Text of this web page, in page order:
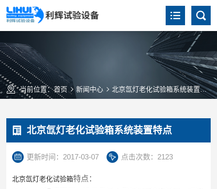
当前位置：首页 新闻中心 北京氙灯老化试验箱系统装置特点
北京氙灯老化试验箱系统装置特点
更新时间：2017-03-07 点击次数：2123
北京氙灯老化试验箱特点：